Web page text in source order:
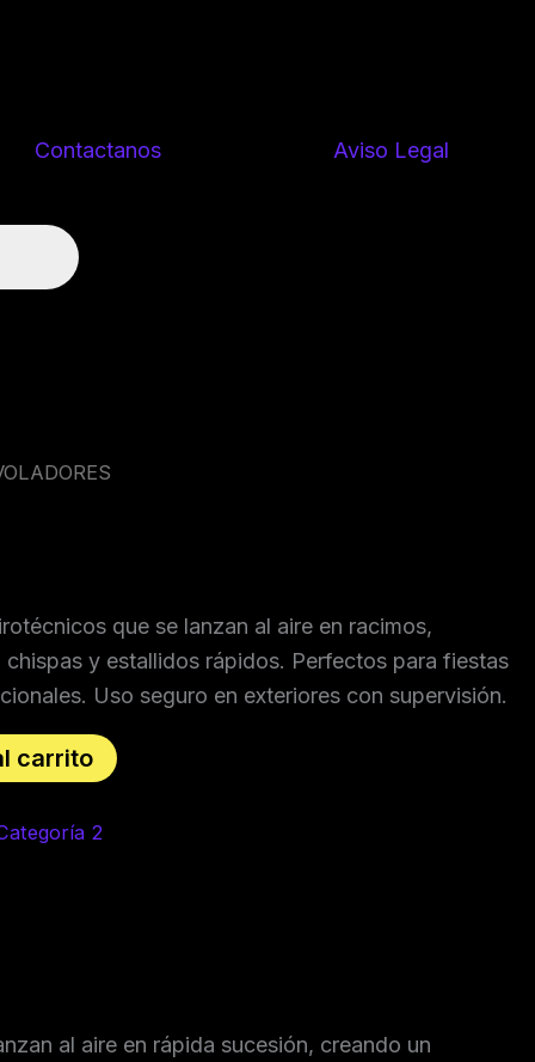
Contactanos Aviso Legal
que se lanzan al aire en racimos,
y estallidos rápidos. Perfectos para fiestas
Uso seguro en exteriores con supervisión.
carrito
2
al aire en rápida sucesión, creando un